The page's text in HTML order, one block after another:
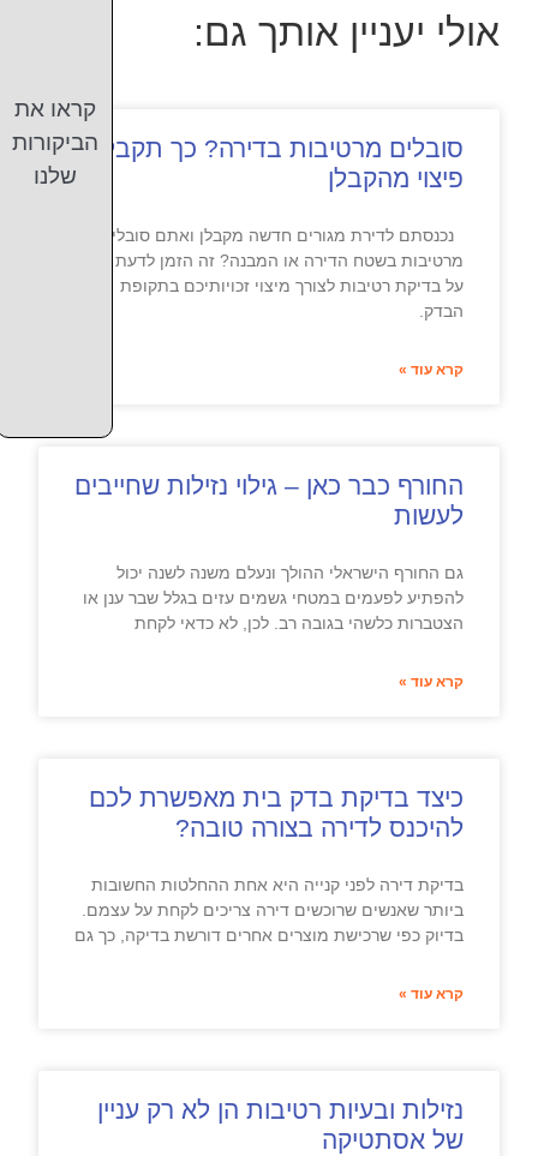
אולי יעניין אותך גם:
סובלים מרטיבות בדירה? כך תקבלו
פיצוי מהקבלן
נכנסתם לדירת מגורים חדשה מקבלן ואתם סובלים
מרטיבות בשטח הדירה או המבנה? זה הזמן לדעת הכול
על בדיקת רטיבות לצורך מיצוי זכויותיכם בתקופת
הבדק.
קרא עוד »
החורף כבר כאן – גילוי נזילות שחייבים
לעשות
גם החורף הישראלי ההולך ונעלם משנה לשנה יכול
להפתיע לפעמים במטחי גשמים עזים בגלל שבר ענן או
הצטברות כלשהי בגובה רב. לכן, לא כדאי לקחת
קרא עוד »
כיצד בדיקת בדק בית מאפשרת לכם
להיכנס לדירה בצורה טובה?
בדיקת דירה לפני קנייה היא אחת ההחלטות החשובות
ביותר שאנשים שרוכשים דירה צריכים לקחת על עצמם.
בדיוק כפי שרכישת מוצרים אחרים דורשת בדיקה, כך גם
קרא עוד »
נזילות ובעיות רטיבות הן לא רק עניין
של אסתטיקה
קראו את
הביקורות
שלנו